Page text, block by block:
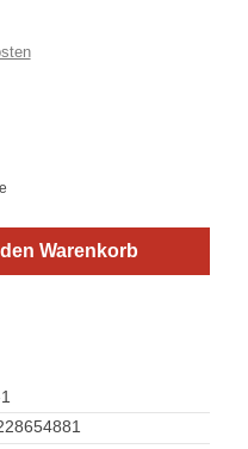
4.5 von 5 Sternen
gewünschten
den Warenkorb